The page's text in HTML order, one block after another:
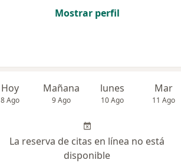
Mostrar perfil
Hoy
8 Ago
Mañana
9 Ago
lunes
10 Ago
Mar
11 Ago
La reserva de citas en línea no está
disponible